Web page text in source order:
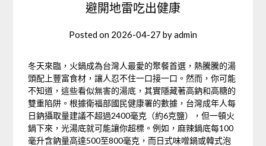
避開地雷吃出健康
Posted on 2026-04-27 byadmin
冬天來臨，火鍋成為台灣人最愛的聚餐首選，熱騰騰的湯
頭配上豐富食材，讓人忍不住一口接一口。然而，你可能
不知道，這些看似無害的湯底，其實隱藏著高鈉和高糖的
雙重陷阱。根據衛福部國民健康署的數據，台灣成年人每
日鈉攝取量建議不超過2400毫克（約6克鹽），但一頓火
鍋下來，光湯底就可能讓你超標。例如，麻辣鍋底每100
毫升含鈉量高達500至800毫克，而日式味噌鍋或韓式泡